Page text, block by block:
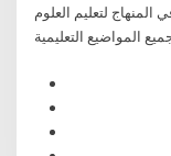
لتعليم العلوم